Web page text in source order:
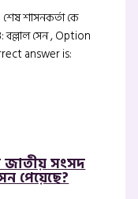
শেষ শাসনকর্তা কে
বল্লাল সেন , Option
answer is:
জাতীয় সংসদ
পেয়েছে?